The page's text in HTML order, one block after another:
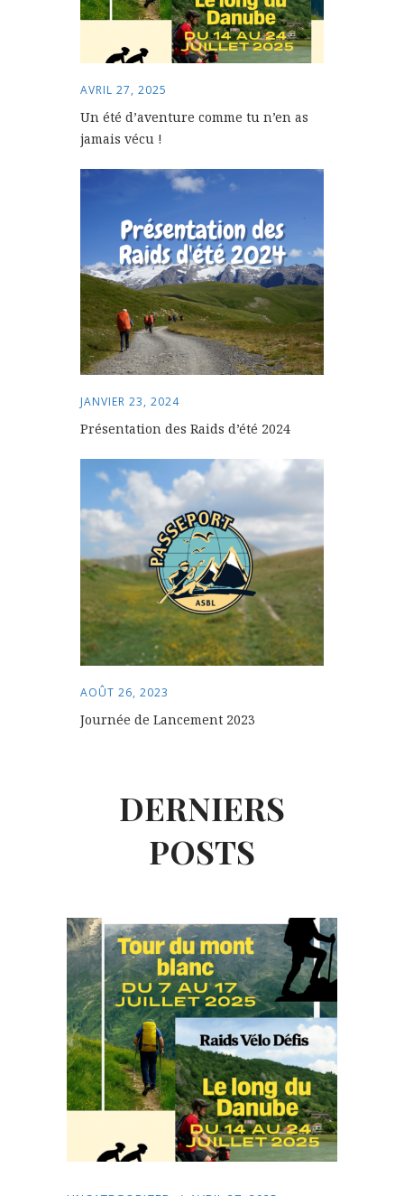
AVRIL 27, 2025
Un été d’aventure comme tu n’en as
jamais vécu !
JANVIER 23, 2024
Présentation des Raids d’été 2024
AOÛT 26, 2023
Journée de Lancement 2023
DERNIERS
POSTS